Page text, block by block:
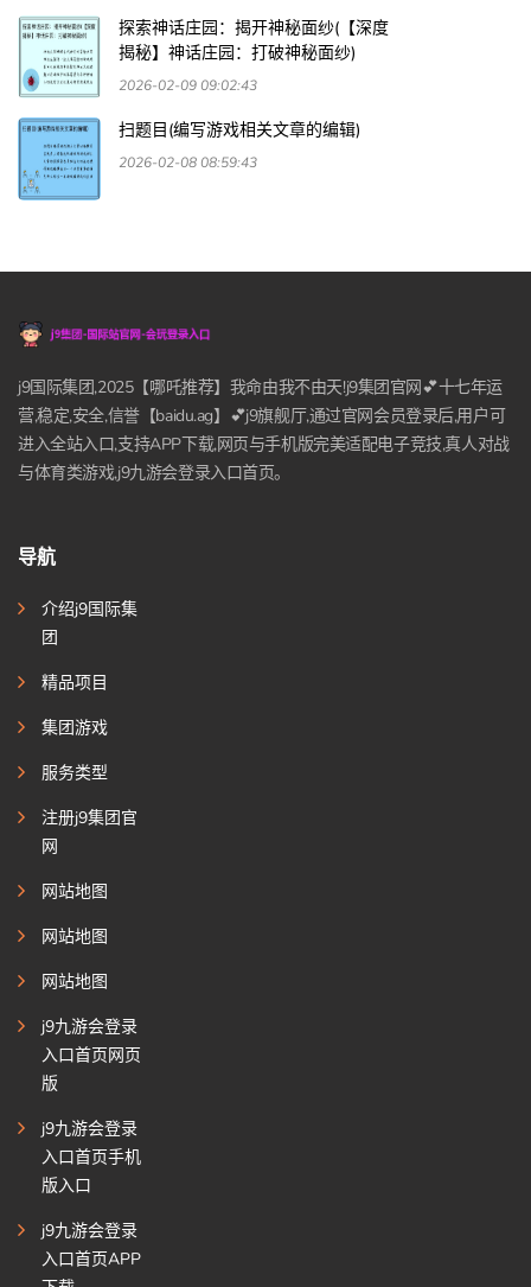
探索神话庄园：揭开神秘面纱(【深度
揭秘】神话庄园：打破神秘面纱)
2026-02-09 09:02:43
扫题目(编写游戏相关文章的编辑)
2026-02-08 08:59:43
j9国际集团,2025【哪吒推荐】我命由我不由天!j9集团官网💕十七年运
营,稳定,安全,信誉【baidu.ag】💕j9旗舰厅,通过官网会员登录后,用户可
进入全站入口,支持APP下载,网页与手机版完美适配电子竞技,真人对战
与体育类游戏,j9九游会登录入口首页。
导航
介绍j9国际集
团
精品项目
集团游戏
服务类型
注册j9集团官
网
网站地图
网站地图
网站地图
j9九游会登录
入口首页网页
版
j9九游会登录
入口首页手机
版入口
j9九游会登录
入口首页APP